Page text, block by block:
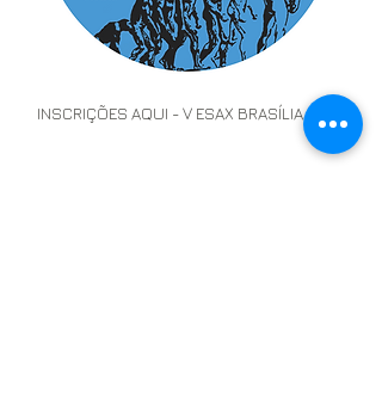
INSCRIÇÕES AQUI - V ESAX BRASÍLIA 2025